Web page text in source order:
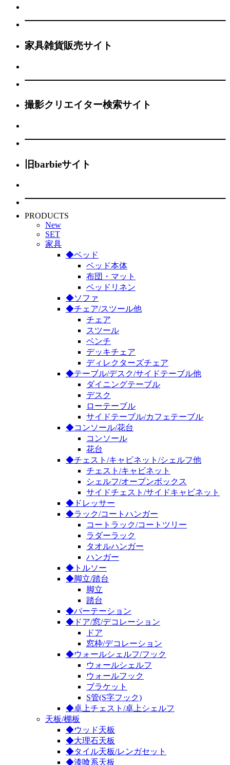
家具雑貨販売サイト
撮影クリエイター検索サイト
旧barbieサイト
PRODUCTS
New
SET
家具
◆ベッド
ベッド本体
布団・マット
ベッドリネン
◆ソファ
◆チェア/スツール他
チェア
スツール
ベンチ
デッキチェア
ディレクターズチェア
◆テーブル/デスク/サイドテーブル他
ダイニングテーブル
デスク
ローテーブル
サイドテーブル/カフェテーブル
◆コンソール/花台
コンソール
花台
◆チェスト/キャビネット/シェルフ他
チェスト/キャビネット
シェルフ/オープンボックス
サイドチェスト/サイドキャビネット
◆ドレッサー
◆ラック/コートハンガー
コートラック/コートツリー
ラダーラック
タオルハンガー
ハンガー
◆トルソー
◆脚立/踏台
脚立
踏台
◆パーテーション
◆ドア/窓/デコレーション
ドア
窓枠/デコレーション
◆ウォールシェルフ/フック
ウォールシェルフ
ウォールフック
ブラケット
S管(S字フック)
◆卓上チェスト/卓上シェルフ
天板/棚板
◆ウッド天板
◆大理石天板
◆タイル天板/レンガセット
◆漆喰系天板